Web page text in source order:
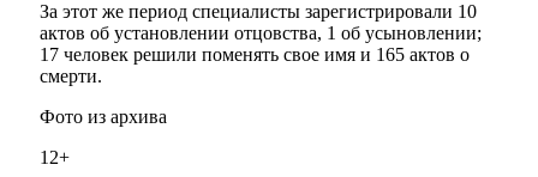
За этот же период специалисты зарегистрировали 10
актов об установлении отцовства, 1 об усыновлении;
17 человек решили поменять свое имя и 165 актов о
смерти.
Фото из архива
12+